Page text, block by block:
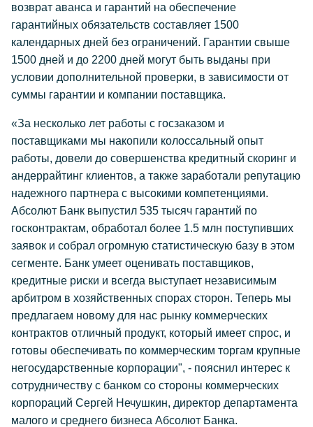
возврат аванса и гарантий на обеспечение
гарантийных обязательств составляет 1500
календарных дней без ограничений. Гарантии свыше
1500 дней и до 2200 дней могут быть выданы при
условии дополнительной проверки, в зависимости от
суммы гарантии и компании поставщика.
«За несколько лет работы с госзаказом и
поставщиками мы накопили колоссальный опыт
работы, довели до совершенства кредитный скоринг и
андеррайтинг клиентов, а также заработали репутацию
надежного партнера с высокими компетенциями.
Абсолют Банк выпустил 535 тысяч гарантий по
госконтрактам, обработал более 1.5 млн поступивших
заявок и собрал огромную статистическую базу в этом
сегменте. Банк умеет оценивать поставщиков,
кредитные риски и всегда выступает независимым
арбитром в хозяйственных спорах сторон. Теперь мы
предлагаем новому для нас рынку коммерческих
контрактов отличный продукт, который имеет спрос, и
готовы обеспечивать по коммерческим торгам крупные
негосударственные корпорации", - пояснил интерес к
сотрудничеству с банком со стороны коммерческих
корпораций Сергей Нечушкин, директор департамента
малого и среднего бизнеса Абсолют Банка.